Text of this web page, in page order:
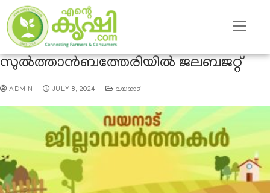
സുല്‍ത്താന്‍ബത്തേരിയില്‍ ജലബജറ്റ്
ADMIN JULY 8, 2024 വയനാട്